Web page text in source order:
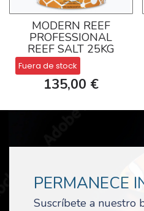
MODERN REEF
PROFESSIONAL
REEF SALT 25KG
Fuera de stock
135,00 €
PERMANECE
Suscríbete a nuestro